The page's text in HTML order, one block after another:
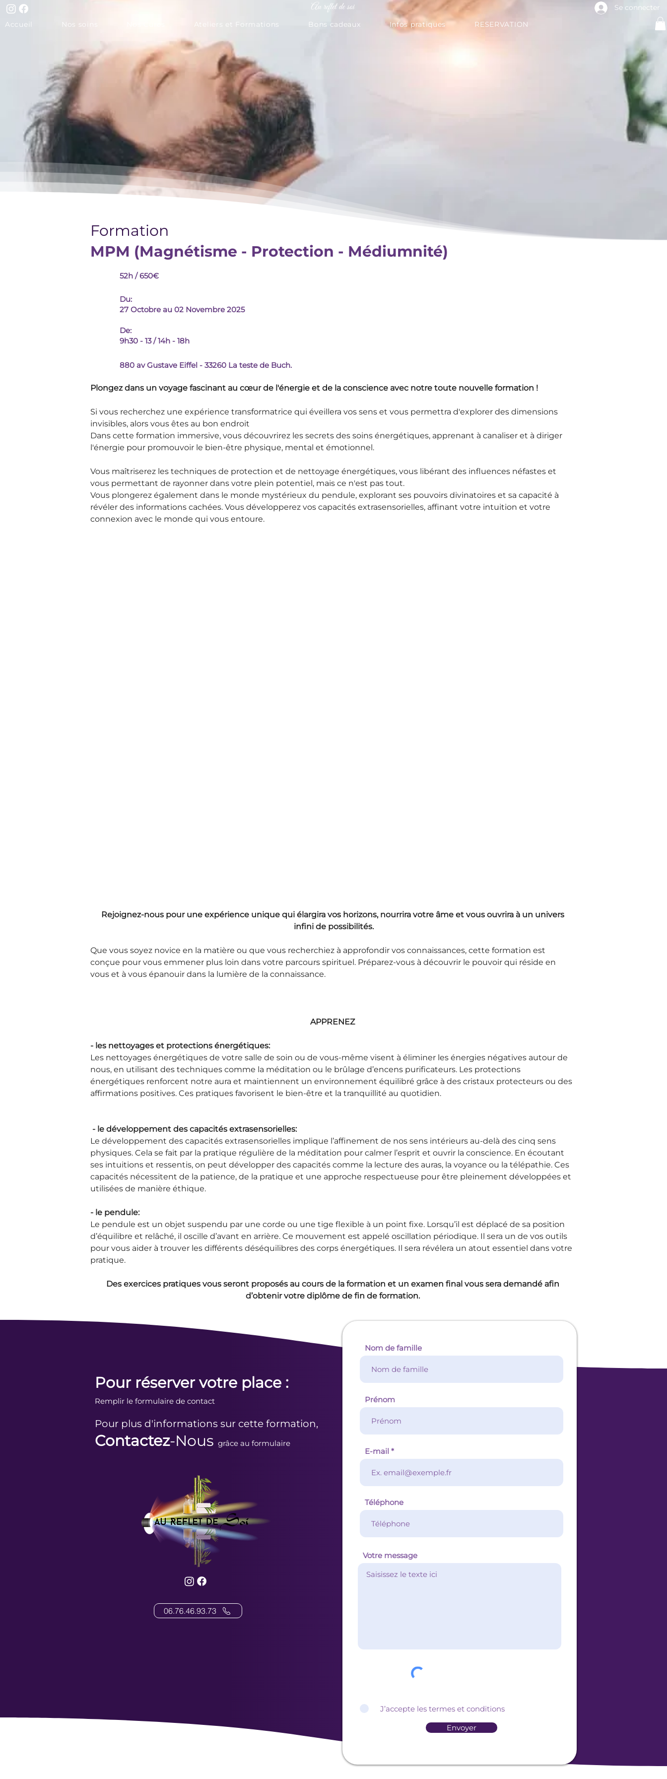
Accueil Nos soins Ateliers et Formations Bons cadeaux Infos pratiques RESERVATION
Se connecter
Formation
MPM (Magnétisme - Protection - Médiumnité)
52h / 650€
Du:
27 Octobre au 02 Novembre 2025
De:
9h30 - 13 / 14h - 18h
880 av Gustave Eiffel - 33260 La teste de Buch.
Plongez dans un voyage fascinant au cœur de l'énergie et de la conscience avec notre toute nouvelle formation !
Si vous recherchez une expérience transformatrice qui éveillera vos sens et vous permettra d'explorer des dimensions
invisibles, alors vous êtes au bon endroit
Dans cette formation immersive, vous découvrirez les secrets des soins énergétiques, apprenant à canaliser et à diriger
l'énergie pour promouvoir le bien-être physique, mental et émotionnel.
Vous maîtriserez les techniques de protection et de nettoyage énergétiques, vous libérant des influences néfastes et
vous permettant de rayonner dans votre plein potentiel, mais ce n'est pas tout.
Vous plongerez également dans le monde mystérieux du pendule, explorant ses pouvoirs divinatoires et sa capacité à
révéler des informations cachées. Vous développerez vos capacités extrasensorielles, affinant votre intuition et votre
connexion avec le monde qui vous entoure.
Rejoignez-nous pour une expérience unique qui élargira vos horizons, nourrira votre âme et vous ouvrira à un univers
infini de possibilités.
Que vous soyez novice en la matière ou que vous recherchiez à approfondir vos connaissances, cette formation est
conçue pour vous emmener plus loin dans votre parcours spirituel. Préparez-vous à découvrir le pouvoir qui réside en
vous et à vous épanouir dans la lumière de la connaissance.
APPRENEZ
- les nettoyages et protections énergétiques:
Les nettoyages énergétiques de votre salle de soin ou de vous-même visent à éliminer les énergies négatives autour de
nous, en utilisant des techniques comme la méditation ou le brûlage d’encens purificateurs. Les protections
énergétiques renforcent notre aura et maintiennent un environnement équilibré grâce à des cristaux protecteurs ou des
affirmations positives. Ces pratiques favorisent le bien-être et la tranquillité au quotidien.
- le développement des capacités extrasensorielles:
Le développement des capacités extrasensorielles implique l’affinement de nos sens intérieurs au-delà des cinq sens
physiques. Cela se fait par la pratique régulière de la méditation pour calmer l’esprit et ouvrir la conscience. En écoutant
ses intuitions et ressentis, on peut développer des capacités comme la lecture des auras, la voyance ou la télépathie. Ces
capacités nécessitent de la patience, de la pratique et une approche respectueuse pour être pleinement développées et
utilisées de manière éthique.
- le pendule:
Le pendule est un objet suspendu par une corde ou une tige flexible à un point fixe. Lorsqu’il est déplacé de sa position
d’équilibre et relâché, il oscille d’avant en arrière. Ce mouvement est appelé oscillation périodique. Il sera un de vos outils
pour vous aider à trouver les différents déséquilibres des corps énergétiques. Il sera révélera un atout essentiel dans votre
pratique.
Des exercices pratiques vous seront proposés au cours de la formation et un examen final vous sera demandé afin
d’obtenir votre diplôme de fin de formation.
Nom de famille
Prénom
E-mail
Téléphone
Votre message
J’accepte les termes et conditions
Envoyer
Contactez-Nous grâce au formulaire
Pour plus d'informations sur cette formation,
06.76.46.93.73
Pour réserver votre place :
Remplir le formulaire de contact